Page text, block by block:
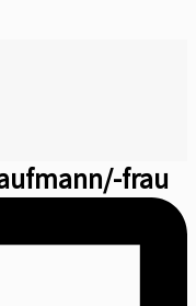
frau